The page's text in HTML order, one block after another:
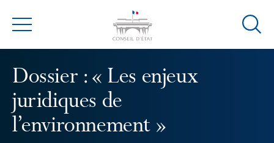
Menu
Ouvrir
Dossier : « Les enjeux
juridiques de
l’environnement »